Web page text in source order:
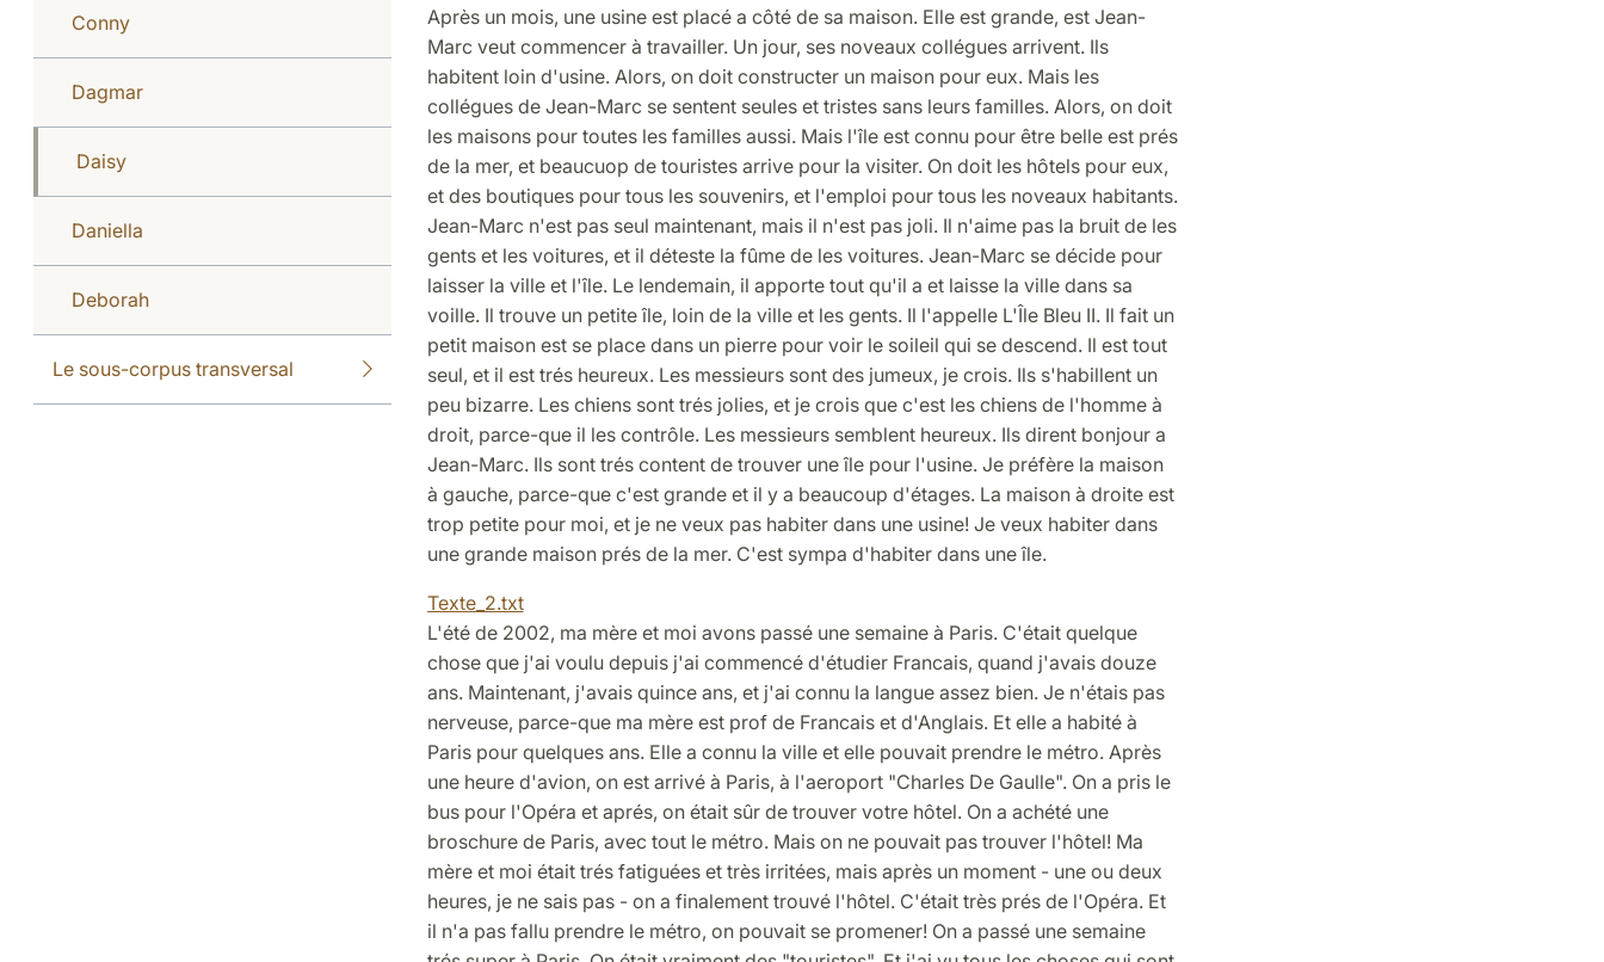
Conny
Dagmar
Daisy
Daniella
Deborah
Le sous-corpus transversal
Après un mois, une usine est placé a côté de sa maison. Elle est grande, est Jean-
Marc veut commencer à travailler. Un jour, ses noveaux collégues arrivent. Ils
habitent loin d'usine. Alors, on doit constructer un maison pour eux. Mais les
collégues de Jean-Marc se sentent seules et tristes sans leurs familles. Alors, on doit
les maisons pour toutes les familles aussi. Mais l'île est connu pour être belle est prés
de la mer, et beaucuop de touristes arrive pour la visiter. On doit les hôtels pour eux,
et des boutiques pour tous les souvenirs, et l'emploi pour tous les noveaux habitants.
Jean-Marc n'est pas seul maintenant, mais il n'est pas joli. Il n'aime pas la bruit de les
gents et les voitures, et il déteste la fûme de les voitures. Jean-Marc se décide pour
laisser la ville et l'île. Le lendemain, il apporte tout qu'il a et laisse la ville dans sa
voille. Il trouve un petite île, loin de la ville et les gents. Il l'appelle L'Île Bleu II. Il fait un
petit maison est se place dans un pierre pour voir le soileil qui se descend. Il est tout
seul, et il est trés heureux. Les messieurs sont des jumeux, je crois. Ils s'habillent un
peu bizarre. Les chiens sont trés jolies, et je crois que c'est les chiens de l'homme à
droit, parce-que il les contrôle. Les messieurs semblent heureux. Ils dirent bonjour a
Jean-Marc. Ils sont trés content de trouver une île pour l'usine. Je préfère la maison
à gauche, parce-que c'est grande et il y a beaucoup d'étages. La maison à droite est
trop petite pour moi, et je ne veux pas habiter dans une usine! Je veux habiter dans
une grande maison prés de la mer. C'est sympa d'habiter dans une île.
Texte_2.txt
L'été de 2002, ma mère et moi avons passé une semaine à Paris. C'était quelque
chose que j'ai voulu depuis j'ai commencé d'étudier Francais, quand j'avais douze
ans. Maintenant, j'avais quince ans, et j'ai connu la langue assez bien. Je n'étais pas
nerveuse, parce-que ma mère est prof de Francais et d'Anglais. Et elle a habité à
Paris pour quelques ans. Elle a connu la ville et elle pouvait prendre le métro. Après
une heure d'avion, on est arrivé à Paris, à l'aeroport "Charles De Gaulle". On a pris le
bus pour l'Opéra et aprés, on était sûr de trouver votre hôtel. On a achété une
broschure de Paris, avec tout le métro. Mais on ne pouvait pas trouver l'hôtel! Ma
mère et moi était trés fatiguées et très irritées, mais après un moment - une ou deux
heures, je ne sais pas - on a finalement trouvé l'hôtel. C'était très prés de l'Opéra. Et
il n'a pas fallu prendre le métro, on pouvait se promener! On a passé une semaine